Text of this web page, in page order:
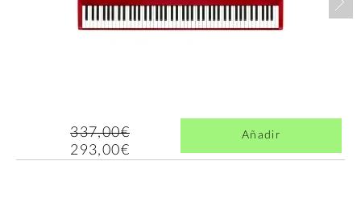
337,00€
293,00€
Añadir